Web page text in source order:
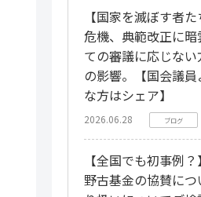
【国家を滅ぼす者
危機、典範改正に
ての審議に応じな
の影響。【国会議
な方はシェア】
2026.06.28 ブログ
【全国でも初事例
野古基金の協賛に